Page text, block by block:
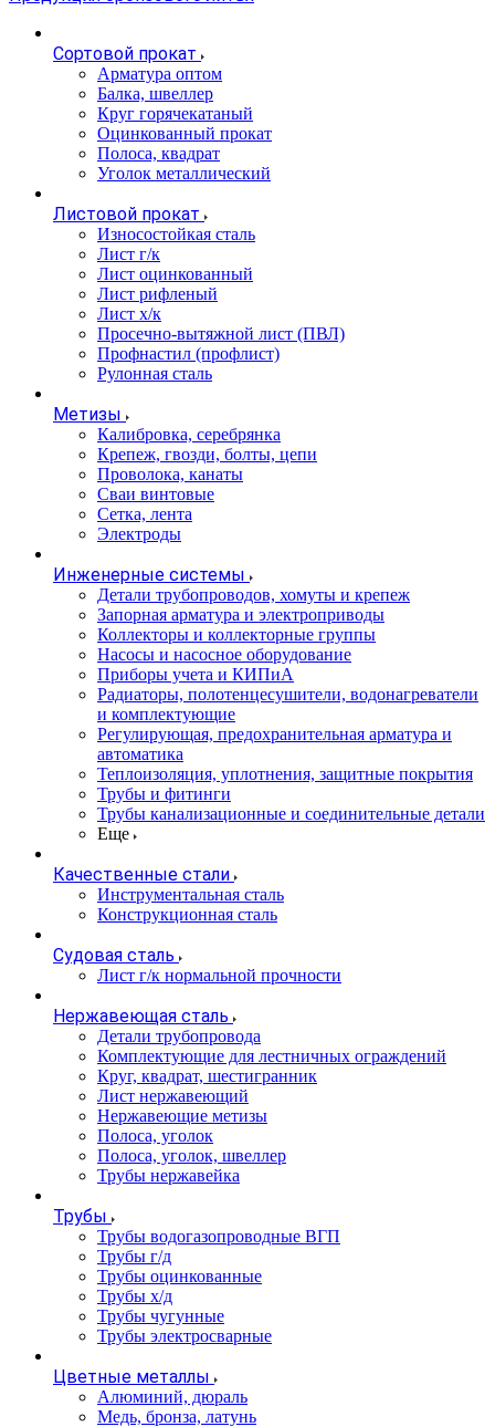
Сортовой прокат
Арматура оптом
Балка, швеллер
Круг горячекатаный
Оцинкованный прокат
Полоса, квадрат
Уголок металлический
Листовой прокат
Износостойкая сталь
Лист г/к
Лист оцинкованный
Лист рифленый
Лист х/к
Просечно-вытяжной лист (ПВЛ)
Профнастил (профлист)
Рулонная сталь
Метизы
Калибровка, серебрянка
Крепеж, гвозди, болты, цепи
Проволока, канаты
Сваи винтовые
Сетка, лента
Электроды
Инженерные системы
Детали трубопроводов, хомуты и крепеж
Запорная арматура и электроприводы
Коллекторы и коллекторные группы
Насосы и насосное оборудование
Приборы учета и КИПиА
Радиаторы, полотенцесушители, водонагреватели
и комплектующие
Регулирующая, предохранительная арматура и
автоматика
Теплоизоляция, уплотнения, защитные покрытия
Трубы и фитинги
Трубы канализационные и соединительные детали
Еще
Качественные стали
Инструментальная сталь
Конструкционная сталь
Судовая сталь
Лист г/к нормальной прочности
Нержавеющая сталь
Детали трубопровода
Комплектующие для лестничных ограждений
Круг, квадрат, шестигранник
Лист нержавеющий
Нержавеющие метизы
Полоса, уголок
Полоса, уголок, швеллер
Трубы нержавейка
Трубы
Трубы водогазопроводные ВГП
Трубы г/д
Трубы оцинкованные
Трубы х/д
Трубы чугунные
Трубы электросварные
Цветные металлы
Алюминий, дюраль
Медь, бронза, латунь